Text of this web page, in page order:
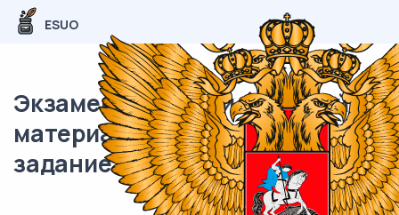
ESUO
Экзаменационный (типовой)
материал ЕГЭ / База / 15
задание (24) / 144